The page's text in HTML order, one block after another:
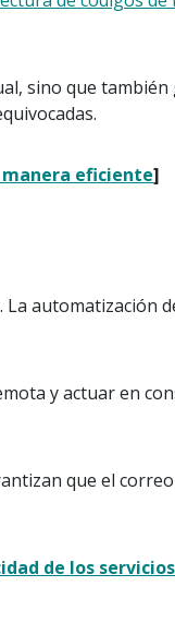
sino que
eficiente]
automatización
y actuar en
que el
de los